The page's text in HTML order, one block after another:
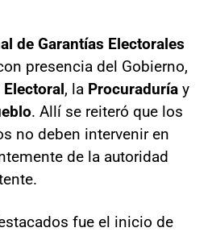
de Garantías Electorales
presencia del Gobierno,
, la Procuraduría y
. Allí se reiteró que los
no deben intervenir en
de la autoridad
fue el inicio de